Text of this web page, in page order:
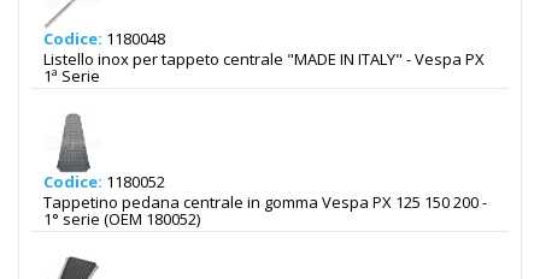
Codice: 1180048
Listello inox per tappeto centrale "MADE IN ITALY" - Vespa PX
1ª Serie
Codice: 1180052
Tappetino pedana centrale in gomma Vespa PX 125 150 200 -
1° serie (OEM 180052)